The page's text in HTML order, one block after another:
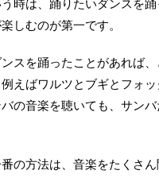
時は、踊りたいダンスを
しむのが第一です。
スを踊ったことがあれば
えばワルツとブギとフォ
の音楽を聴いても、サン
の方法は、音楽をたくさん